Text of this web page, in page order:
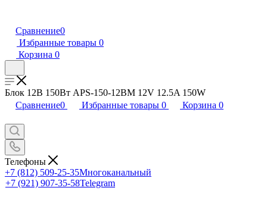
Сравнение0
Избранные товары 0
Корзина 0
Блок 12В 150Вт APS-150-12BM 12V 12.5A 150W
Сравнение0 Избранные товары 0 Корзина 0
Телефоны
+7 (812) 509-25-35Многоканальный
+7 (921) 907-35-58Telegram